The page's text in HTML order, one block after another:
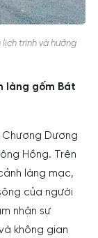
trình và hướng
làng gốm Bát
Dương
Hồng. Trên
làng mạc,
của người
nhận sự
không gian